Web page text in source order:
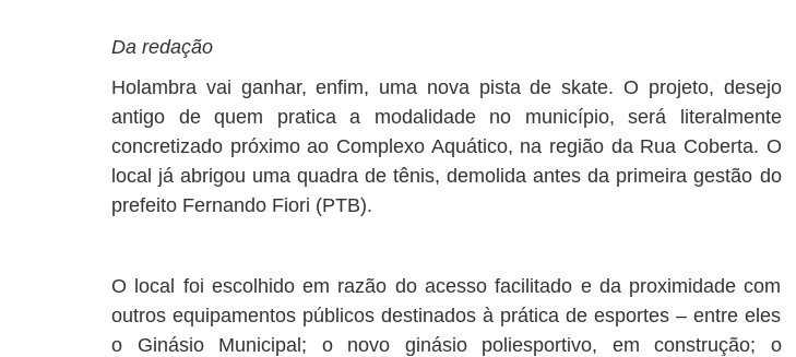
Da redação
Holambra vai ganhar, enfim, uma nova pista de skate. O projeto, desejo
antigo de quem pratica a modalidade no município, será literalmente
concretizado próximo ao Complexo Aquático, na região da Rua Coberta. O
local já abrigou uma quadra de tênis, demolida antes da primeira gestão do
prefeito Fernando Fiori (PTB).
O local foi escolhido em razão do acesso facilitado e da proximidade com
outros equipamentos públicos destinados à prática de esportes – entre eles
o Ginásio Municipal; o novo ginásio poliesportivo, em construção; o